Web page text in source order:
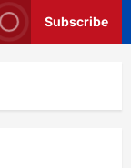
Subscribe